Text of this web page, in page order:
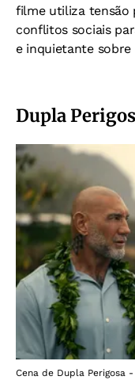
filme utiliza tensão
conflitos sociais
e inquietante sobre
Dupla
Cena de Dupla Perigosa